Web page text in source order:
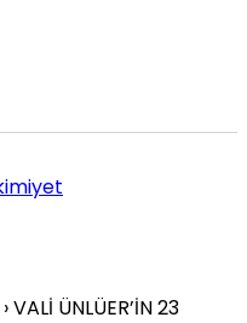
›VALİ ÜNLÜER’İN 23